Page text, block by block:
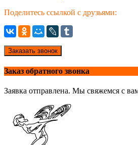
Поделитесь ссылкой с друзьями:
Заказать звонок
Заказ обратного звонка
Заявка отправлена. Мы свяжемся с